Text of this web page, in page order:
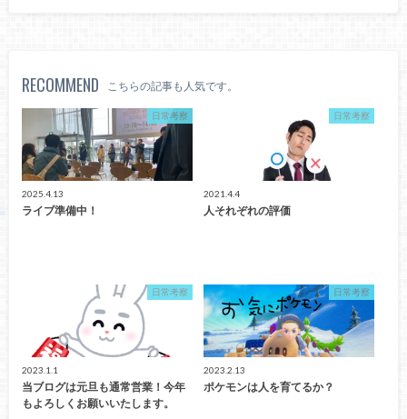
RECOMMEND こちらの記事も人気です。
日常考察
2025.4.13
ライブ準備中！
日常考察
2021.4.4
人それぞれの評価
日常考察
2023.1.1
当ブログは元旦も通常営業！今年
もよろしくお願いいたします。
日常考察
2023.2.13
ポケモンは人を育てるか？